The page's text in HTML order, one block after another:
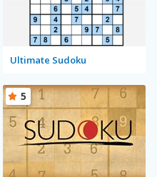
Ultimate Sudoku
5